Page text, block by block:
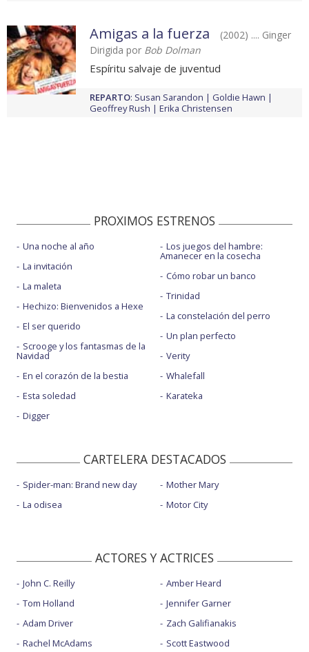
Amigas a la fuerza
(2002) .... Ginger
Dirigida por Bob Dolman
Espíritu salvaje de juventud
REPARTO: Susan Sarandon
Goldie Hawn
Geoffrey Rush
Erika Christensen
PROXIMOS ESTRENOS
Una noche al año
La invitación
La maleta
Hechizo: Bienvenidos a Hexe
El ser querido
Scrooge y los fantasmas de la
Navidad
En el corazón de la bestia
Esta soledad
Digger
Los juegos del hambre:
Amanecer en la cosecha
Cómo robar un banco
Trinidad
La constelación del perro
Un plan perfecto
Verity
Whalefall
Karateka
CARTELERA DESTACADOS
Spider-man: Brand new day
La odisea
Mother Mary
Motor City
ACTORES Y ACTRICES
John C. Reilly
Tom Holland
Adam Driver
Rachel McAdams
Amber Heard
Jennifer Garner
Zach Galifianakis
Scott Eastwood